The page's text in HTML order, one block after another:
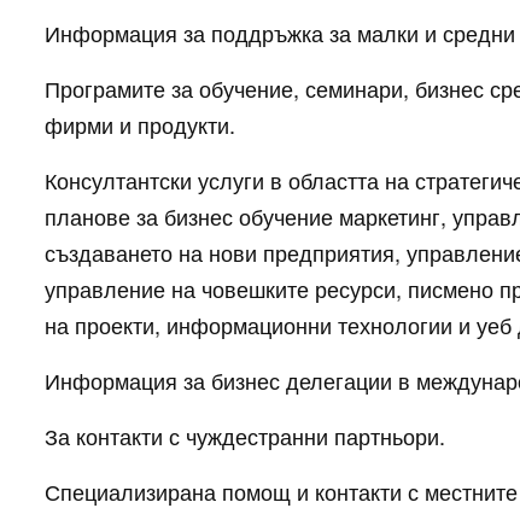
Информация за поддръжка за малки и средни
Програмите за обучение, семинари, бизнес
фирми и продукти.
Консултантски услуги в областта на
планове за бизнес обучение маркетинг,
създаването на нови предприятия,
управление на човешките ресурси, писмено
на проекти, информационни технологии и уеб
Информация за бизнес делегации в
За контакти с чуждестранни партньори.
Специализирана помощ и контакти с